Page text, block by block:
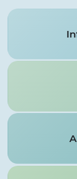
Services